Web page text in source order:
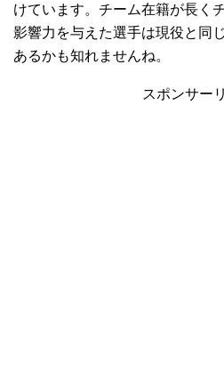
けています。チーム在籍が長く
影響力を与えた選手は現役と同
あるかも知れませんね。
スポンサー